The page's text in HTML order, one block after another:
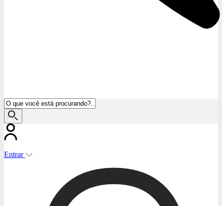
Entrar